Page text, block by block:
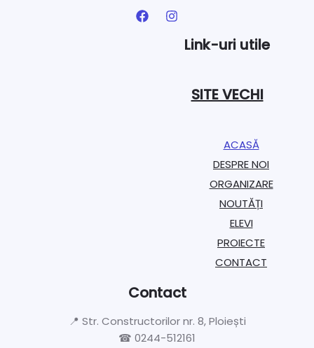
Link-uri utile
SITE VECHI
ACASĂ
DESPRE NOI
ORGANIZARE​
NOUTĂȚI
ELEVI
PROIECTE​
CONTACT
Contact
📍 Str. Constructorilor nr. 8, Ploiești
☎ 0244-512161